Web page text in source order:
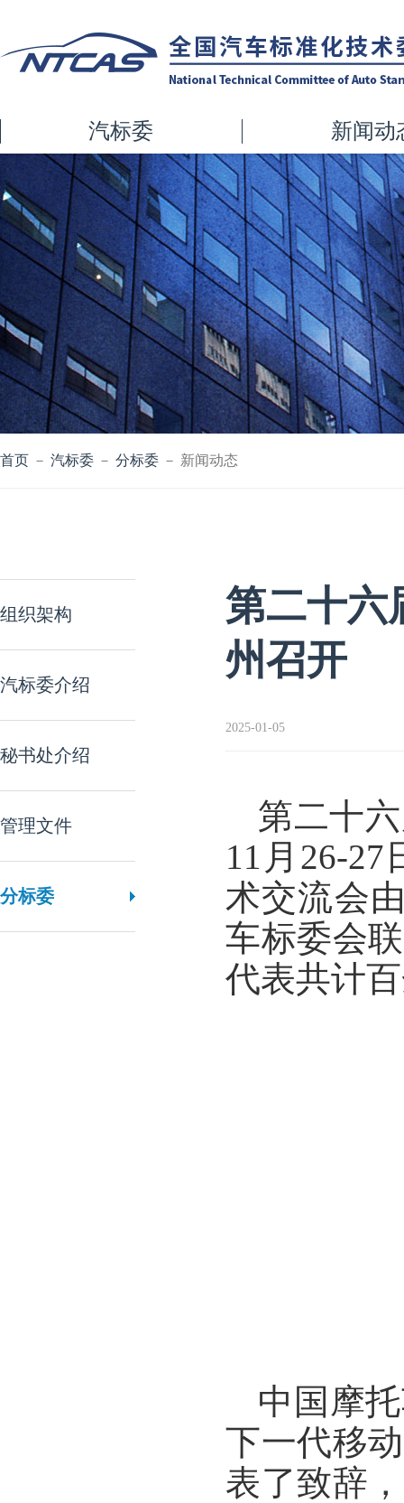
汽标委 新闻动
首页 － 汽标委 － 分标委 － 新闻动态
组织架构
汽标委介绍
秘书处介绍
管理文件
分标委
第二十六
州召开
2025-01-05
第二十
11月26-27
术交流会
车标委会
代表共计
中国摩
下一代移
表了致辞